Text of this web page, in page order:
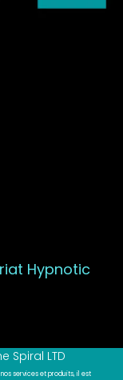
Hypnotic
Spiral LTD
services et produits, il est